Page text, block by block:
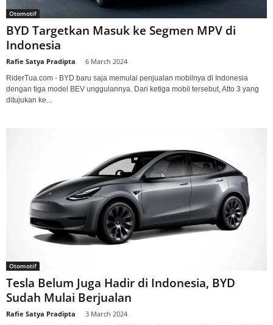
Otomotif
BYD Targetkan Masuk ke Segmen MPV di
Indonesia
Rafie Satya Pradipta 6 March 2024
RiderTua.com - BYD baru saja memulai penjualan mobilnya di Indonesia
dengan tiga model BEV unggulannya. Dari ketiga mobil tersebut, Atto 3 yang
ditujukan ke...
Otomotif
Tesla Belum Juga Hadir di Indonesia, BYD
Sudah Mulai Berjualan
Rafie Satya Pradipta 3 March 2024